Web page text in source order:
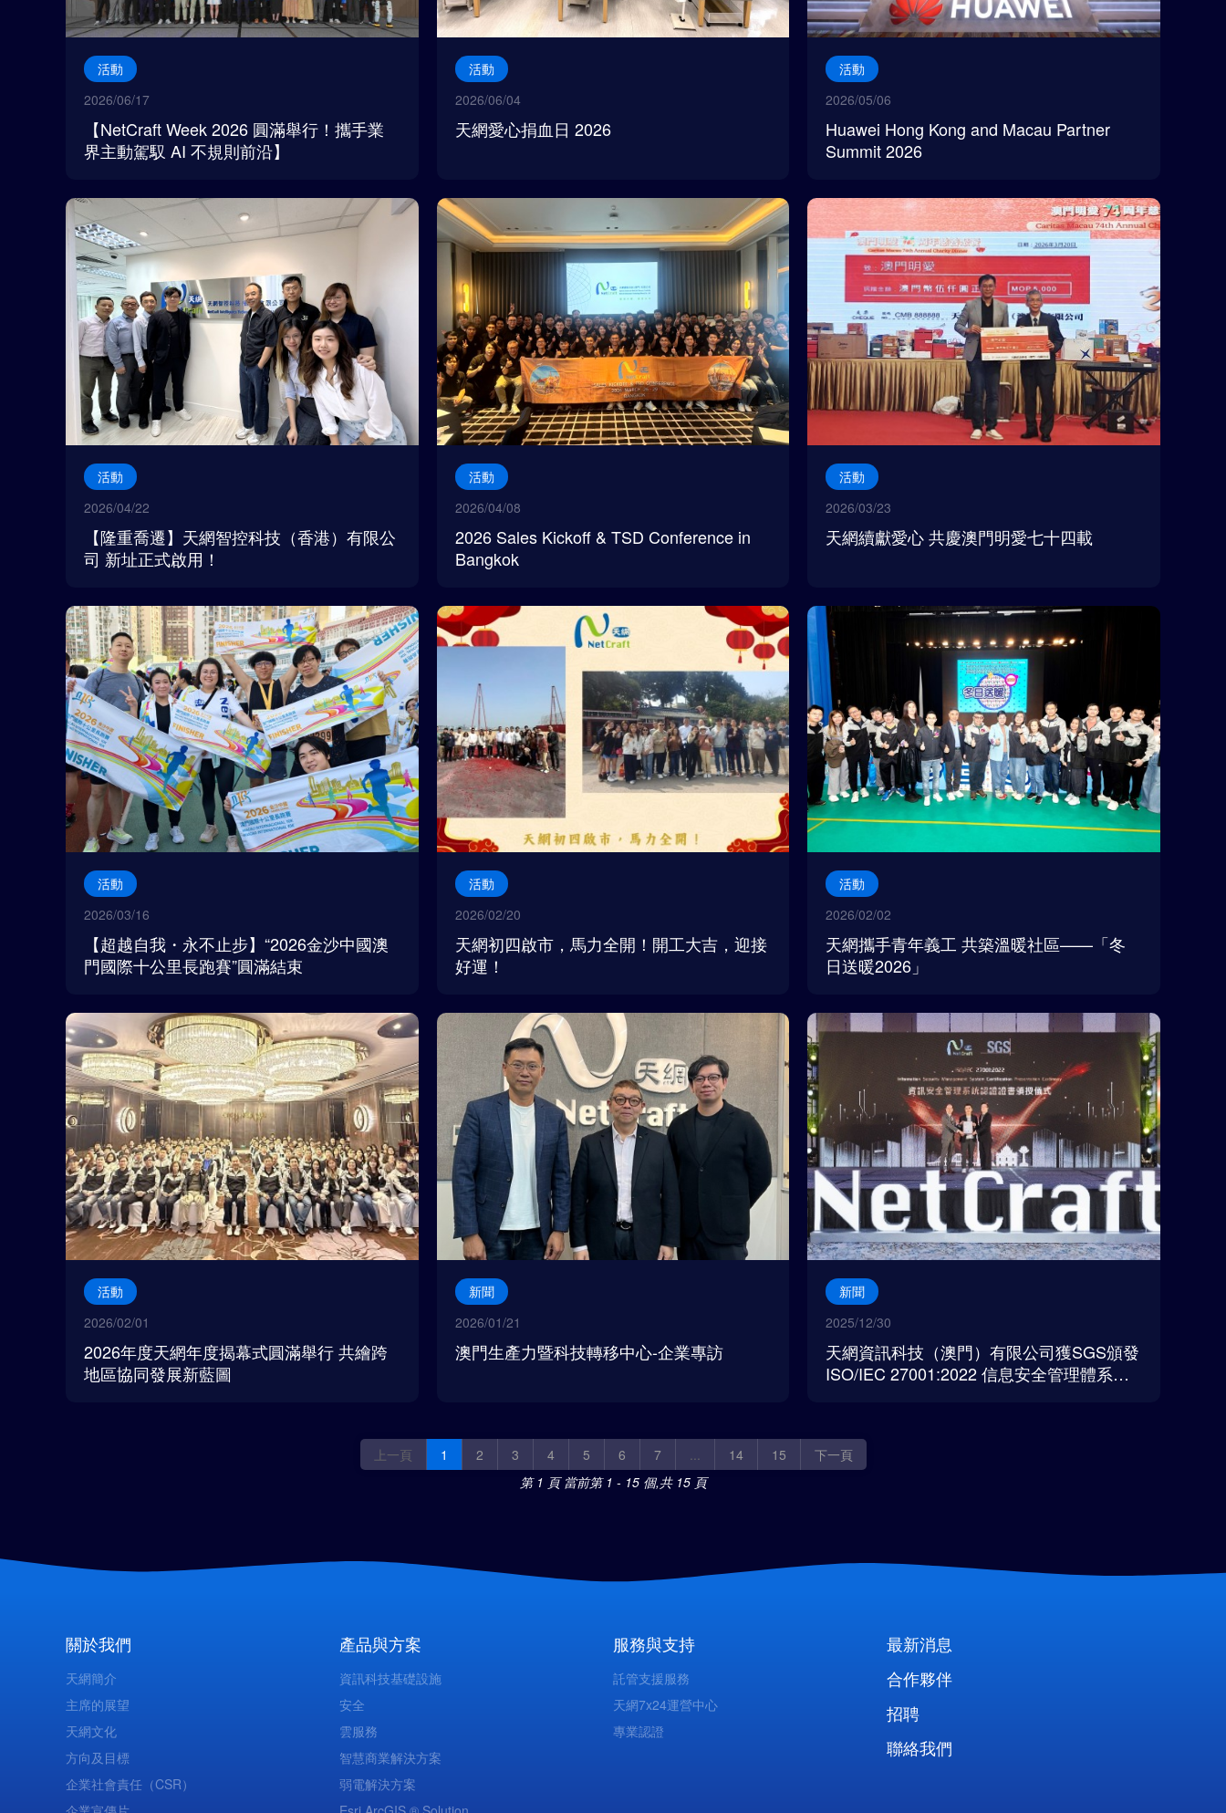
活動
2026/06/17
【NetCraft Week 2026 圓滿舉行！攜手業
界主動駕馭 AI 不規則前沿】
活動
2026/06/04
天網愛心捐血日 2026
活動
2026/05/06
Huawei Hong Kong and Macau Partner
Summit 2026
活動
2026/04/22
【隆重喬遷】天網智控科技（香港）有限公
司 新址正式啟用！
活動
2026/04/08
2026 Sales Kickoff & TSD Conference in
Bangkok
活動
2026/03/23
天網續獻愛心 共慶澳門明愛七十四載
活動
2026/03/16
【超越自我・永不止步】“2026金沙中國澳
門國際十公里長跑賽”圓滿結束
活動
2026/02/20
天網初四啟市，馬力全開！開工大吉，迎接
好運！
活動
2026/02/02
天網攜手青年義工 共築溫暖社區——「冬
日送暖2026」
活動
2026/02/01
2026年度天網年度揭幕式圓滿舉行 共繪跨
地區協同發展新藍圖
新聞
2026/01/21
澳門生產力暨科技轉移中心-企業專訪
新聞
2025/12/30
天網資訊科技（澳門）有限公司獲SGS頒發
ISO/IEC 27001:2022 信息安全管理體系認
上一頁 1 2 3 4 5 6 7 ... 14 15
下一頁
第 1 頁 當前第 1 - 15 個,共 15 頁
關於我們
天網簡介
主席的展望
天網文化
方向及目標
企業社會責任（CSR）
產品與方案
資訊科技基礎設施
安全
雲服務
智慧商業解決方案
弱電解決方案
服務與支持
託管支援服務
天網7x24運營中心
專業認證
最新消息
合作夥伴
招聘
聯絡我們